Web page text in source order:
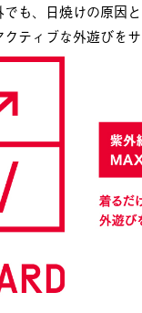
も、日焼けの原因
ティブな外遊びをサ